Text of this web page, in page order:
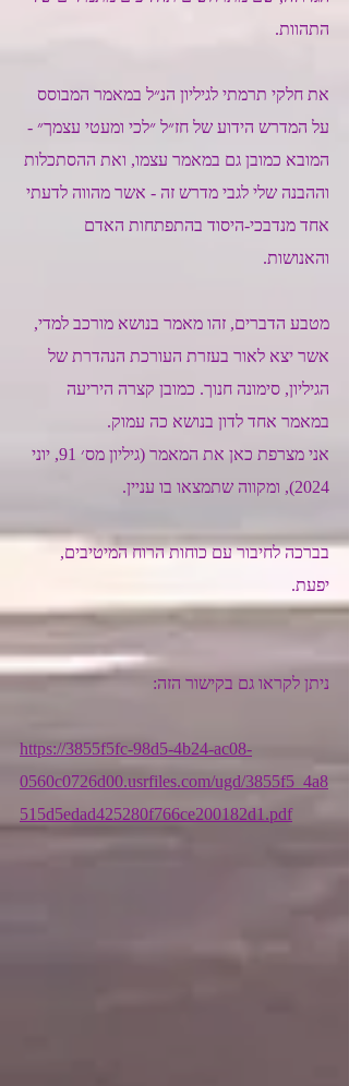
התהוות.
את חלקי תרמתי לגיליון הנ״ל במאמר המבוסס
על המדרש הידוע של חז״ל ״לכי ומעטי עצמך״ -
המובא כמובן גם במאמר עצמו, ואת ההסתכלות
וההבנה שלי לגבי מדרש זה - אשר מהווה לדעתי
אחד מנדבכי-היסוד בהתפתחות האדם
והאנושות.
מטבע הדברים, זהו מאמר בנושא מורכב למדי,
אשר יצא לאור בעזרת העורכת הנהדרת של
הגיליון, סימונה חנוך. כמובן קצרה היריעה
במאמר אחד לדון בנושא כה עמוק.
אני מצרפת כאן את המאמר (גיליון מס׳ 91, יוני
2024), ומקווה שתמצאו בו עניין.
בברכה לחיבור עם כוחות הרוח המיטיבים,
יפעת.
ניתן לקראו גם בקישור הזה:
https://3855f5fc-98d5-4b24-ac08-
0560c0726d00.usrfiles.com/ugd/3855f5_4a8
515d5edad425280f766ce200182d1.pdf